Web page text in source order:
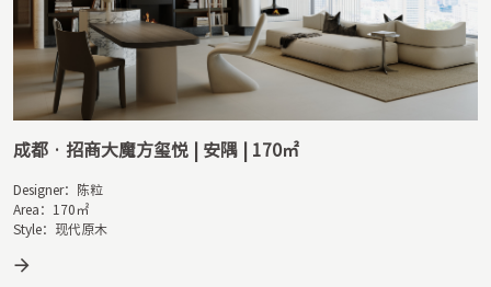
成都 · 招商大魔方玺悦 | 安隅 | 170㎡
Designer：陈粒
Area：170㎡
Style：现代原木